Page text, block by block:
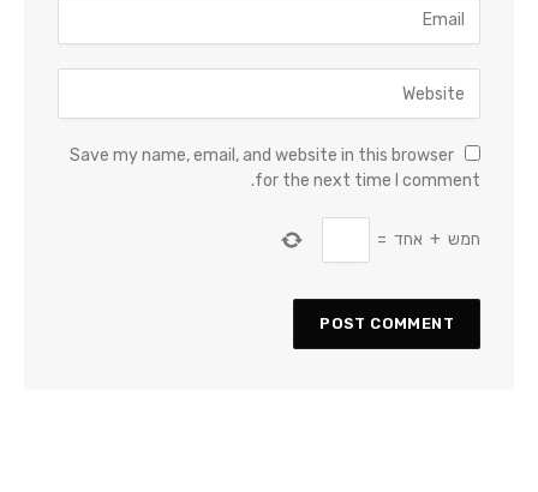
Save my name, email, and website in this browser
for the next time I comment.
חמש + אחד =